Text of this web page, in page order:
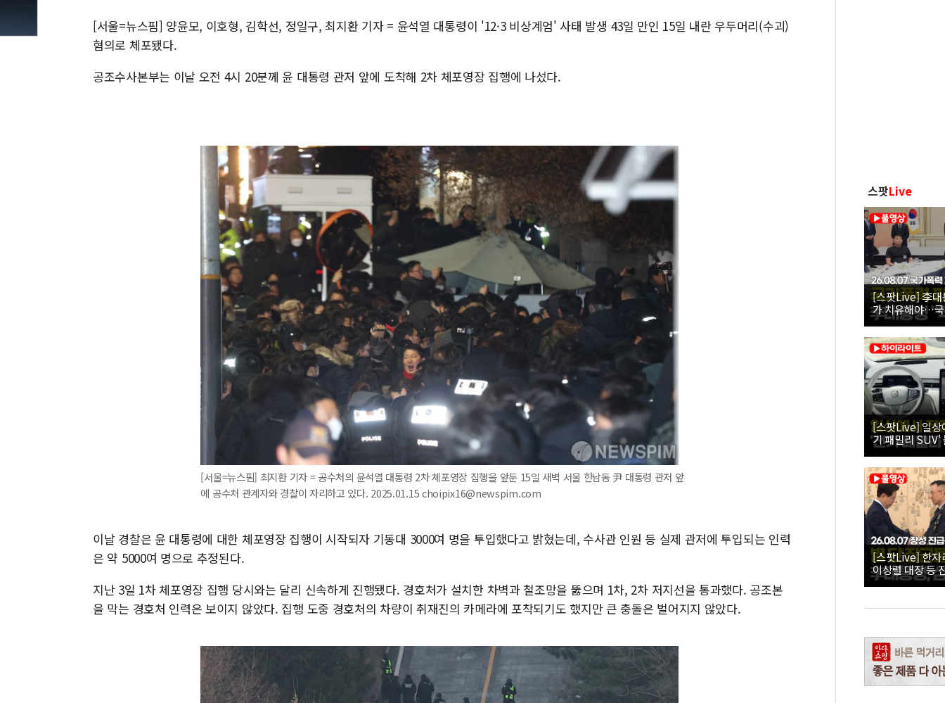
[서울=뉴스핌] 양윤모, 이호형, 김학선, 정일구, 최지환 기자 = 윤석열 대통령이 '12·3 비상계엄' 사태 발생 43일 만인 15일 내란 우두머리(수괴)
혐의로 체포됐다.
공조수사본부는 이날 오전 4시 20분께 윤 대통령 관저 앞에 도착해 2차 체포영장 집행에 나섰다.
[서울=뉴스핌] 최지환 기자 = 공수처의 윤석열 대통령 2차 체포영장 집행을 앞둔 15일 새벽 서울 한남동 尹 대통령 관저 앞
에 공수처 관계자와 경찰이 자리하고 있다. 2025.01.15 choipix16@newspim.com
이날 경찰은 윤 대통령에 대한 체포영장 집행이 시작되자 기동대 3000여 명을 투입했다고 밝혔는데, 수사관 인원 등 실제 관저에 투입되는 인력
은 약 5000여 명으로 추정된다.
지난 3일 1차 체포영장 집행 당시와는 달리 신속하게 진행됐다. 경호처가 설치한 차벽과 철조망을 뚫으며 1차, 2차 저지선을 통과했다. 공조본
을 막는 경호처 인력은 보이지 않았다. 집행 도중 경호처의 차량이 취재진의 카메라에 포착되기도 했지만 큰 충돌은 벌어지지 않았다.
스팟Live
[스팟Live] 李대
가 치유해야…
26.08.07 국가
[스팟Live] 일상
기 패밀리 SUV'
[스팟Live] 한자
이상렬 대장 등
직접 수여｜